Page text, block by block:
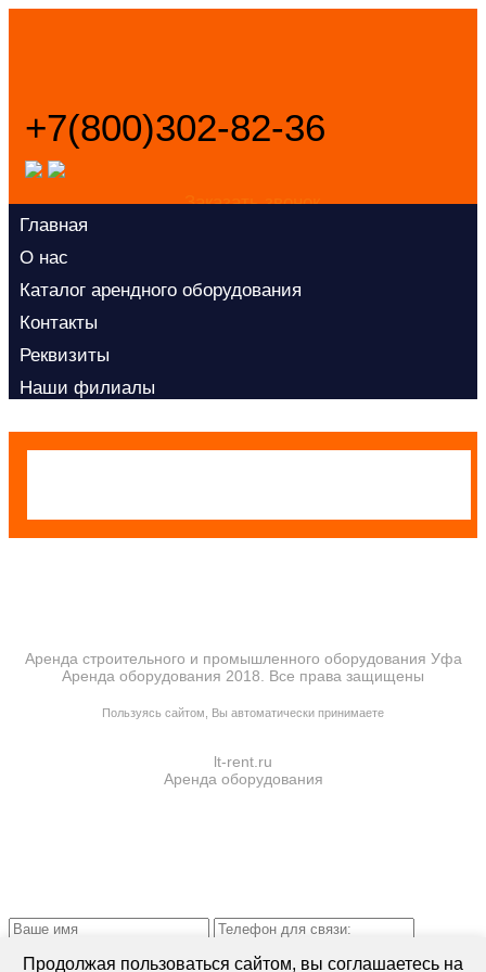
+7(800)302-82-36
Заказать звонок
Главная
О нас
Каталог арендного оборудования
Контакты
Реквизиты
Наши филиалы
Аренда строительного и промышленного оборудования Уфа
Аренда оборудования 2018. Все права защищены
Пользуясь сайтом, Вы автоматически принимаете
lt-rent.ru
Аренда оборудования
персональных данных*
Продолжая пользоваться сайтом, вы соглашаетесь на